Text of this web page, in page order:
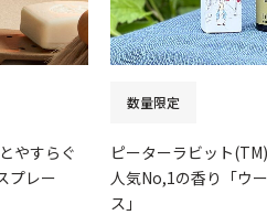
やすらぐ
プレー
数量限定
ピーターラビット
人気No,1の香り「ウ
ス」